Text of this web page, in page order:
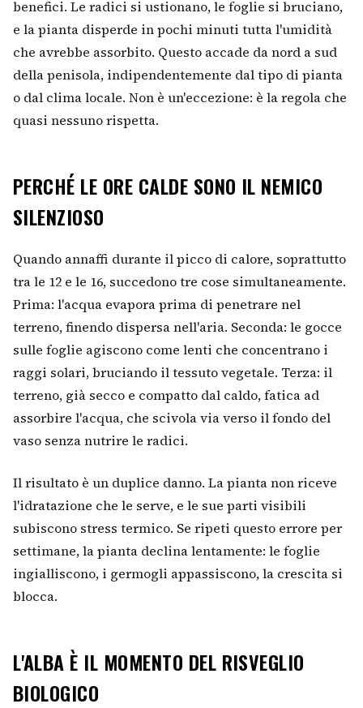
benefici. Le radici si ustionano, le foglie si bruciano,
e la pianta disperde in pochi minuti tutta l'umidità
che avrebbe assorbito. Questo accade da nord a sud
della penisola, indipendentemente dal tipo di pianta
o dal clima locale. Non è un'eccezione: è la regola che
quasi nessuno rispetta.
PERCHÉ LE ORE CALDE SONO IL NEMICO
SILENZIOSO
Quando annaffi durante il picco di calore, soprattutto
tra le 12 e le 16, succedono tre cose simultaneamente.
Prima: l'acqua evapora prima di penetrare nel
terreno, finendo dispersa nell'aria. Seconda: le gocce
sulle foglie agiscono come lenti che concentrano i
raggi solari, bruciando il tessuto vegetale. Terza: il
terreno, già secco e compatto dal caldo, fatica ad
assorbire l'acqua, che scivola via verso il fondo del
vaso senza nutrire le radici.
Il risultato è un duplice danno. La pianta non riceve
l'idratazione che le serve, e le sue parti visibili
subiscono stress termico. Se ripeti questo errore per
settimane, la pianta declina lentamente: le foglie
ingialliscono, i germogli appassiscono, la crescita si
blocca.
L'ALBA È IL MOMENTO DEL RISVEGLIO
BIOLOGICO